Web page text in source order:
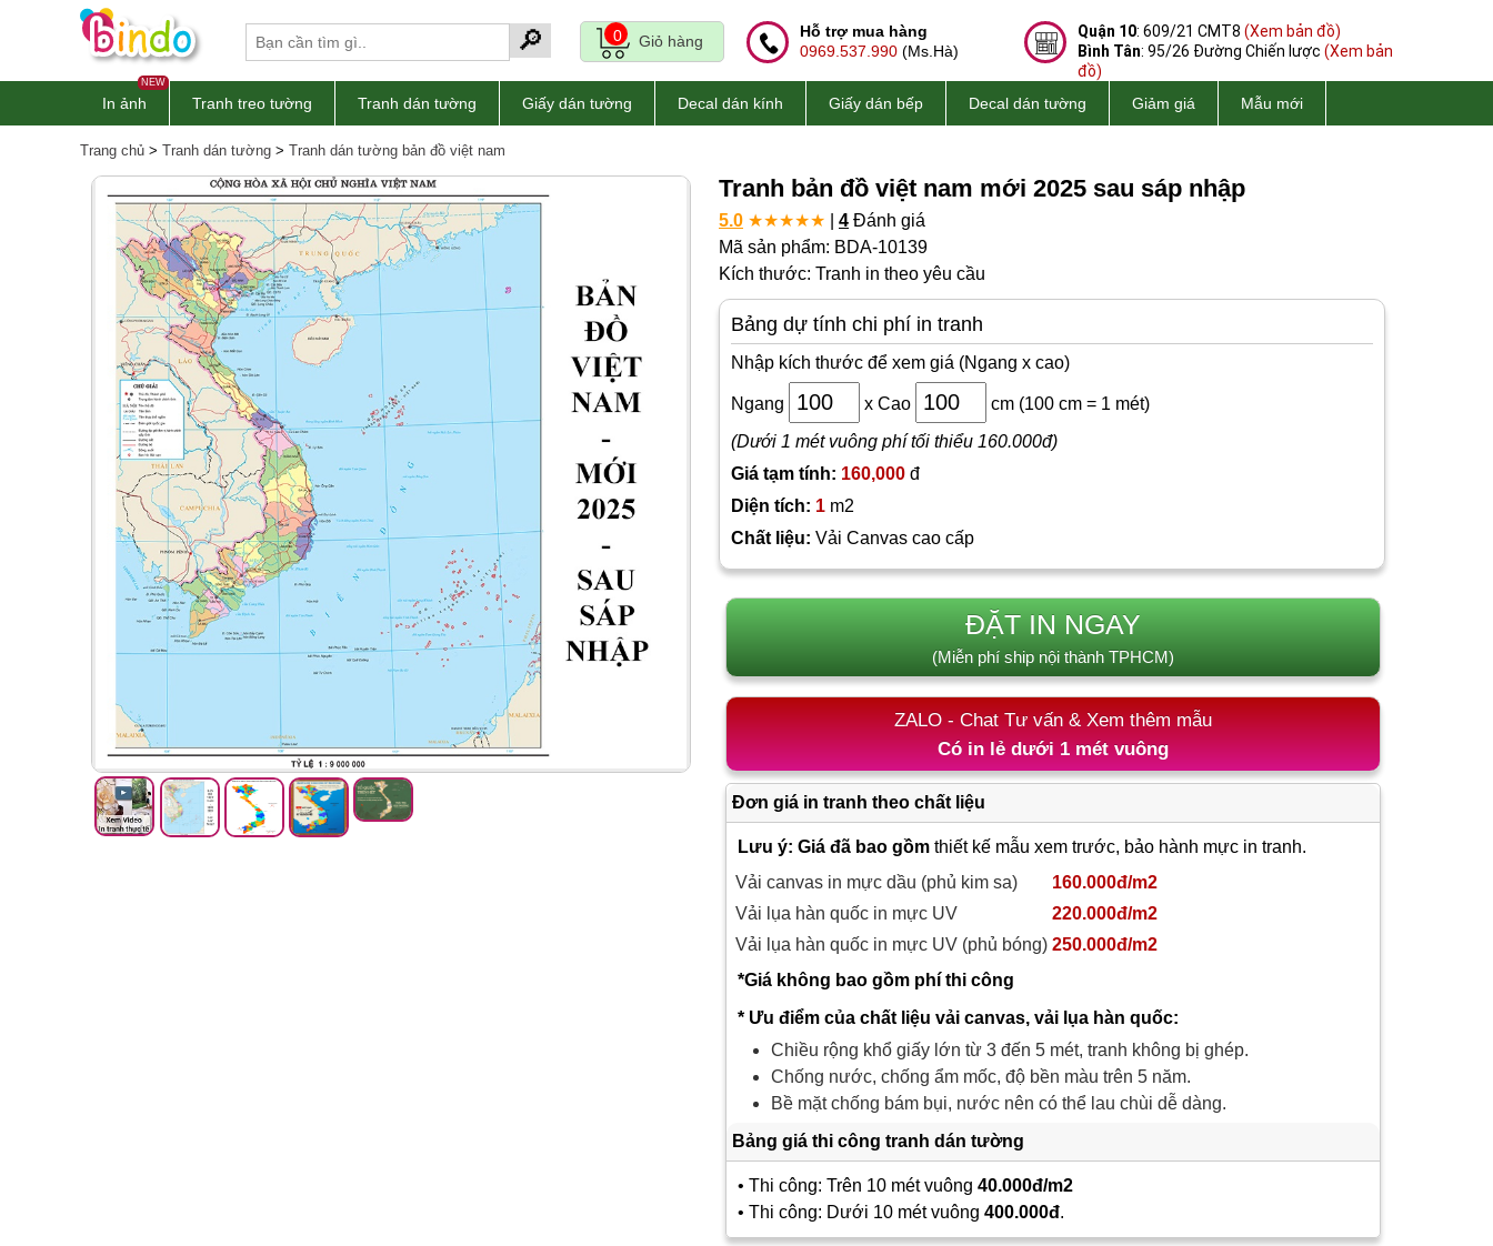
🔎 0 Giỏ hàng
Hỗ trợ mua hàng
0969.537.990 (Ms.Hà)
Quận 10: 609/21 CMT8 (Xem bản đồ)
Bình Tân: 95/26 Đường Chiến lược (Xem bản
đồ)
NEW
In ảnh Tranh treo tường Tranh dán tường Giấy dán tường Decal dán kính Giấy dán bếp Decal dán tường Giảm giá Mẫu mới
Trang chủ > Tranh dán tường > Tranh dán tường bản đồ việt nam
Tranh bản đồ việt nam mới 2025 sau sáp nhập
5.0 ★★★★★ 4 Đánh giá
Mã sản phẩm: BDA-10139
Kích thước: Tranh in theo yêu cầu
Bảng dự tính chi phí in tranh
Nhập kích thước để xem giá (Ngang x cao)
Ngang x Cao cm (100 cm = 1 mét)
(Dưới 1 mét vuông phí tối thiểu 160.000đ)
Giá tạm tính: 160,000 đ
Diện tích: 1 m2
Chất liệu: Vải Canvas cao cấp
ĐẶT IN NGAY
(Miễn phí ship nội thành TPHCM)
ZALO - Chat Tư vấn & Xem thêm mẫu
Có in lẻ dưới 1 mét vuông
Đơn giá in tranh theo chất liệu
Lưu ý: Giá đã bao gồm thiết kế mẫu xem trước, bảo hành mực in tranh.
Vải canvas in mực dầu (phủ kim sa)
160.000đ/m2
Vải lụa hàn quốc in mực UV
220.000đ/m2
Vải lụa hàn quốc in mực UV (phủ bóng) 250.000đ/m2
*Giá không bao gồm phí thi công
* Ưu điểm của chất liệu vải canvas, vải lụa hàn quốc:
Chiều rộng khổ giấy lớn từ 3 đến 5 mét, tranh không bị ghép.
Chống nước, chống ẩm mốc, độ bền màu trên 5 năm.
Bề mặt chống bám bụi, nước nên có thể lau chùi dễ dàng.
Bảng giá thi công tranh dán tường
• Thi công: Trên 10 mét vuông 40.000đ/m2
• Thi công: Dưới 10 mét vuông 400.000đ.